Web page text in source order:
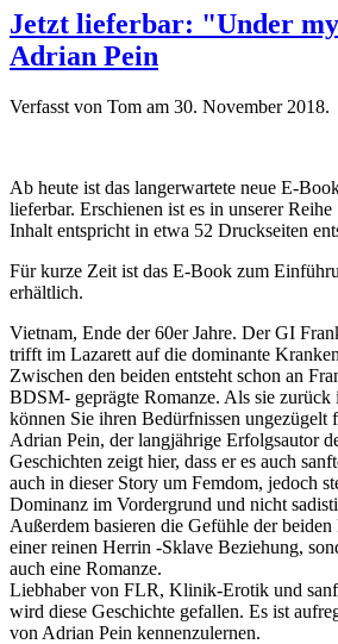
Jetzt lieferbar: "Under
Adrian Pein
Verfasst von Tom am 30. November 2018.
Ab heute ist das langerwartete neue E-
lieferbar. Erschienen ist es in unserer
Inhalt entspricht in etwa 52 Druckseiten
Für kurze Zeit ist das E-Book zum
erhältlich.
Vietnam, Ende der 60er Jahre. Der GI
trifft im Lazarett auf die dominante
Zwischen den beiden entsteht schon an
BDSM- geprägte Romanze. Als sie zurück
können Sie ihren Bedürfnissen ungezügelt
Adrian Pein, der langjährige Erfolgsautor
Geschichten zeigt hier, dass er es auch
auch in dieser Story um Femdom, jedoch
Dominanz im Vordergrund und nicht
Außerdem basieren die Gefühle der
einer reinen Herrin -Sklave Beziehung,
auch eine Romanze.
Liebhaber von FLR, Klinik-Erotik und
wird diese Geschichte gefallen. Es ist
von Adrian Pein kennenzulernen.